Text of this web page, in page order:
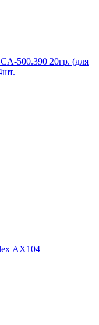
500.390 20гр. (для
АX104